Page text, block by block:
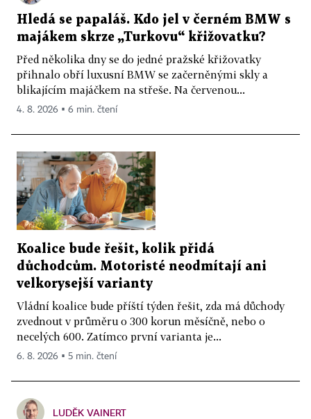
Hledá se papaláš. Kdo jel v černém BMW s
majákem skrze „Turkovu“ křižovatku?
Před několika dny se do jedné pražské křižovatky
přihnalo obří luxusní BMW se začerněnými skly a
blikajícím majáčkem na střeše. Na červenou...
4. 8. 2026 ▪ 6 min. čtení
Koalice bude řešit, kolik přidá
důchodcům. Motoristé neodmítají ani
velkorysejší varianty
Vládní koalice bude příští týden řešit, zda má důchody
zvednout v průměru o 300 korun měsíčně, nebo o
necelých 600. Zatímco první varianta je...
6. 8. 2026 ▪ 5 min. čtení
LUDĚK VAINERT